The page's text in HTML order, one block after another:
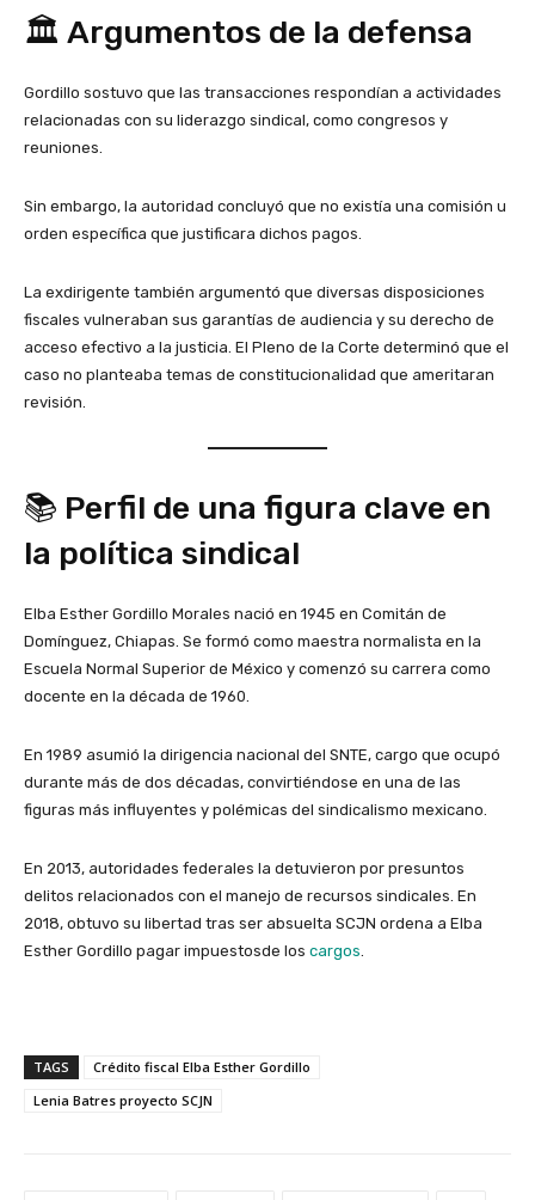
🏛️ Argumentos de la defensa
Gordillo sostuvo que las transacciones respondían a actividades
relacionadas con su liderazgo sindical, como congresos y
reuniones.
Sin embargo, la autoridad concluyó que no existía una comisión u
orden específica que justificara dichos pagos.
La exdirigente también argumentó que diversas disposiciones
fiscales vulneraban sus garantías de audiencia y su derecho de
acceso efectivo a la justicia. El Pleno de la Corte determinó que el
caso no planteaba temas de constitucionalidad que ameritaran
revisión.
📚 Perfil de una figura clave en
la política sindical
Elba Esther Gordillo Morales nació en 1945 en Comitán de
Domínguez, Chiapas. Se formó como maestra normalista en la
Escuela Normal Superior de México y comenzó su carrera como
docente en la década de 1960.
En 1989 asumió la dirigencia nacional del SNTE, cargo que ocupó
durante más de dos décadas, convirtiéndose en una de las
figuras más influyentes y polémicas del sindicalismo mexicano.
En 2013, autoridades federales la detuvieron por presuntos
delitos relacionados con el manejo de recursos sindicales. En
2018, obtuvo su libertad tras ser absuelta SCJN ordena a Elba
Esther Gordillo pagar impuestosde los cargos
TAGS
Crédito fiscal Elba Esther Gordillo
Lenia Batres proyecto SCJN